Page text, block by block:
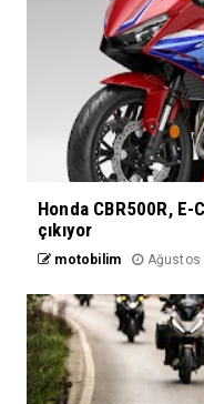
Honda CBR500R,
çıkıyor
motobilim Ağustos